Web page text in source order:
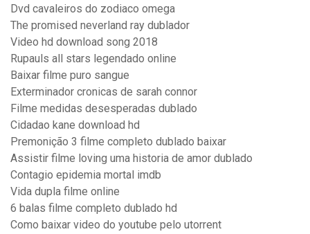
Dvd cavaleiros do zodiaco omega
The promised neverland ray dublador
Video hd download song 2018
Rupauls all stars legendado online
Baixar filme puro sangue
Exterminador cronicas de sarah connor
Filme medidas desesperadas dublado
Cidadao kane download hd
Premonição 3 filme completo dublado baixar
Assistir filme loving uma historia de amor dublado
Contagio epidemia mortal imdb
Vida dupla filme online
6 balas filme completo dublado hd
Como baixar video do youtube pelo utorrent